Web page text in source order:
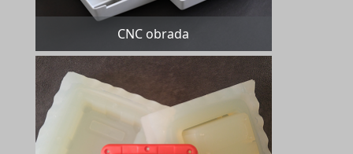
CNC obrada